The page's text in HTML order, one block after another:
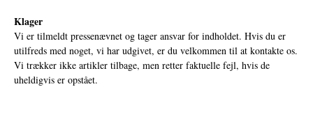
Klager
Vi er tilmeldt pressenævnet og tager ansvar for indholdet. Hvis du er
utilfreds med noget, vi har udgivet, er du velkommen til at kontakte os.
Vi trækker ikke artikler tilbage, men retter faktuelle fejl, hvis de
uheldigvis er opstået.